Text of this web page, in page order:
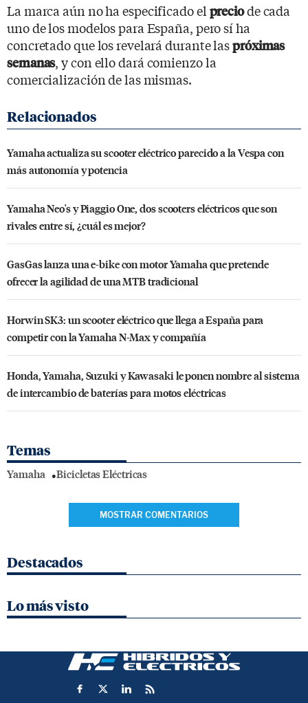
La marca aún no ha especificado el preciode cada
uno de los modelos para España, pero sí ha
concretado que los revelará durante laspróximas
semanas, y con ello dará comienzo la
comercialización de las mismas.
Yamaha actualiza su scooter eléctrico parecido a la Vespa con
más autonomía y potencia
Yamaha Neo's y Piaggio One, dos scooters eléctricos que son
rivales entre sí, ¿cuál es mejor?
GasGas lanza una e-bike con motor Yamaha que pretende
ofrecer la agilidad de una MTB tradicional
Horwin SK3: un scooter eléctrico que llega a España para
competir con la Yamaha N-Max y compañía
Honda, Yamaha, Suzuki y Kawasaki le ponen nombre al sistema
de intercambio de baterías para motos eléctricas
Temas
Yamaha Bicicletas Eléctricas
MOSTRAR COMENTARIOS
Destacados
Lo más visto